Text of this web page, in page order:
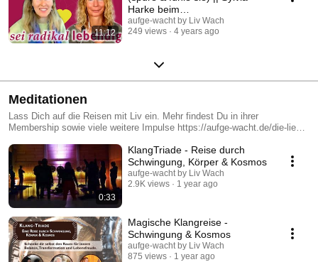
11:12
Harke beim
Lebendigkeitskongress
aufge-wacht by Liv Wach
249 views
4 years ago
Meditationen
Lass Dich auf die Reisen mit Liv ein. Mehr findest Du in ihrer
Membership sowie viele weitere Impulse https://aufge-wacht.de/die-liebe-
0:33
KlangTriade - Reise durch
Schwingung, Körper & Kosmos
aufge-wacht by Liv Wach
2.9K views
1 year ago
Magische Klangreise -
Schwingung & Kosmos
aufge-wacht by Liv Wach
875 views
1 year ago